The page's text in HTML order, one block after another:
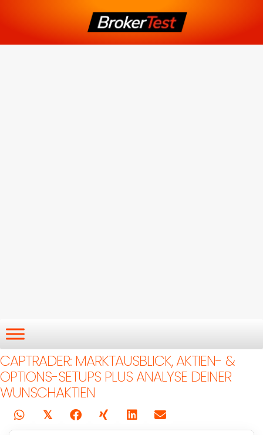
CAPTRADER: MARKTAUSBLICK, AKTIEN- &
OPTIONS-SETUPS PLUS ANALYSE DEINER
WUNSCHAKTIEN
𝕏